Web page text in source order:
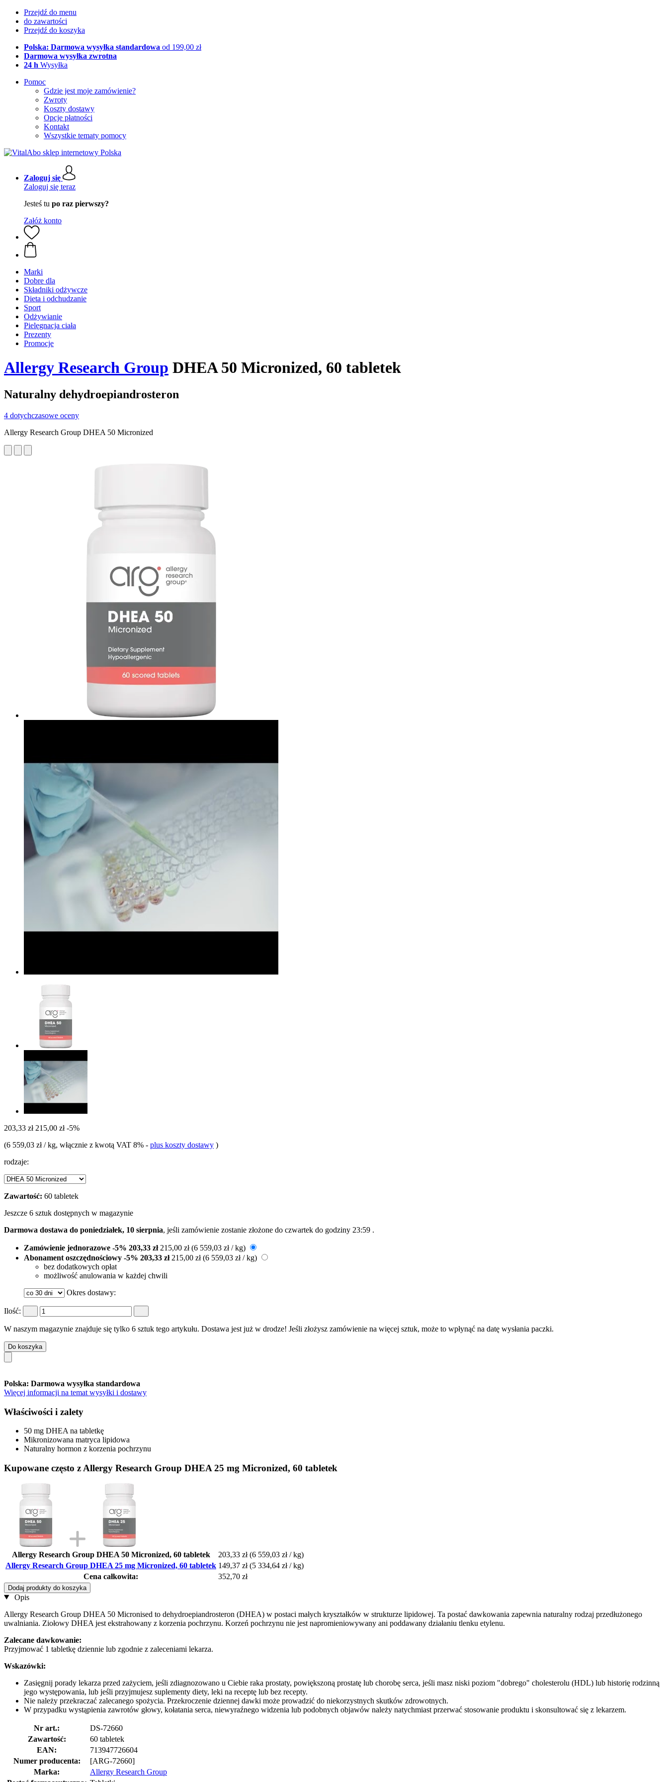
Przejdź do menu
do zawartości
Przejdź do koszyka
Polska: Darmowa wysyłka standardowa od 199,00 zł
Darmowa wysyłka zwrotna
24 h Wysyłka
Pomoc
Gdzie jest moje zamówienie?
Zwroty
Koszty dostawy
Opcje płatności
Kontakt
Wszystkie tematy pomocy
Zaloguj się
Zaloguj się teraz
Jesteś tu po raz pierwszy?
Załóż konto
Marki
Dobre dla
Składniki odżywcze
Dieta i odchudzanie
Sport
Odżywianie
Pielęgnacja ciała
Prezenty
Promocje
Allergy Research Group DHEA 50 Micronized, 60 tabletek
Naturalny dehydroepiandrosteron
4 dotychczasowe oceny
Allergy Research Group DHEA 50 Micronized
203,33 zł 215,00 zł -5%
(6 559,03 zł / kg, włącznie z kwotą VAT 8% - plus koszty dostawy )
rodzaje:
Zawartość: 60 tabletek
Jeszcze 6 sztuk dostępnych w magazynie
Darmowa dostawa do poniedziałek, 10 sierpnia, jeśli zamówienie zostanie złożone do czwartek do godziny 23:59 .
Zamówienie jednorazowe -5% 203,33 zł 215,00 zł (6 559,03 zł / kg)
Abonament oszczędnościowy -5% 203,33 zł 215,00 zł (6 559,03 zł / kg)
bez dodatkowych opłat
możliwość anulowania w każdej chwili
Okres dostawy:
Ilość:
W naszym magazynie znajduje się tylko 6 sztuk tego artykułu. Dostawa jest już w drodze! Jeśli złożysz zamówienie na więcej sztuk, może to wpłynąć na datę wysłania paczki.
Do koszyka
Polska: Darmowa wysyłka standardowa
Więcej informacji na temat wysyłki i dostawy
Właściwości i zalety
50 mg DHEA na tabletkę
Mikronizowana matryca lipidowa
Naturalny hormon z korzenia pochrzynu
Kupowane często z Allergy Research Group DHEA 25 mg Micronized, 60 tabletek
Allergy Research Group DHEA 50 Micronized, 60 tabletek 203,33 zł (6 559,03 zł / kg)
Allergy Research Group DHEA 25 mg Micronized, 60 tabletek 149,37 zł (5 334,64 zł / kg)
Cena całkowita:
352,70 zł
Dodaj produkty do koszyka
Opis
Allergy Research Group DHEA 50 Micronised to dehydroepiandrosteron (DHEA) w postaci małych kryształków w strukturze lipidowej. Ta postać dawkowania zapewnia naturalny rodzaj przedłużonego
uwalniania. Ziołowy DHEA jest ekstrahowany z korzenia pochrzynu. Korzeń pochrzynu nie jest napromieniowywany ani poddawany działaniu tlenku etylenu.
Zalecane dawkowanie:
Przyjmować 1 tabletkę dziennie lub zgodnie z zaleceniami lekarza.
Wskazówki:
Zasięgnij porady lekarza przed zażyciem, jeśli zdiagnozowano u Ciebie raka prostaty, powiększoną prostatę lub chorobę serca, jeśli masz niski poziom "dobrego" cholesterolu (HDL) lub historię rodzinną
jego występowania, lub jeśli przyjmujesz suplementy diety, leki na receptę lub bez recepty.
Nie należy przekraczać zalecanego spożycia. Przekroczenie dziennej dawki może prowadzić do niekorzystnych skutków zdrowotnych.
W przypadku wystąpienia zawrotów głowy, kołatania serca, niewyraźnego widzenia lub podobnych objawów należy natychmiast przerwać stosowanie produktu i skonsultować się z lekarzem.
Nr art.:
DS-72660
Zawartość:
60 tabletek
EAN:
713947726604
Numer producenta:
[ARG-72660]
Marka:
Allergy Research Group